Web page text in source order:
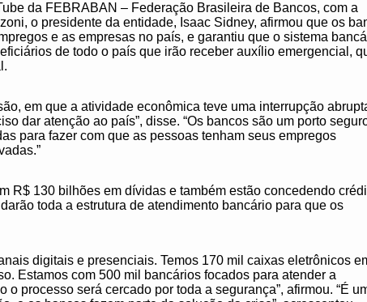
da FEBRABAN – Federação Brasileira de Bancos, com a
o presidente da entidade, Isaac Sidney, afirmou que os
e as empresas no país, e garantiu que o sistema
de todo o país que irão receber auxílio emergencial,
em que a atividade econômica teve uma interrupção
dar atenção ao país”, disse. “Os bancos são um porto
para fazer com que as pessoas tenham seus empregos
R$ 130 bilhões em dívidas e também estão concedendo
toda a estrutura de atendimento bancário para que os
digitais e presenciais. Temos 170 mil caixas eletrônicos
Estamos com 500 mil bancários focados para atender a
processo será cercado por toda a segurança”, afirmou. “É